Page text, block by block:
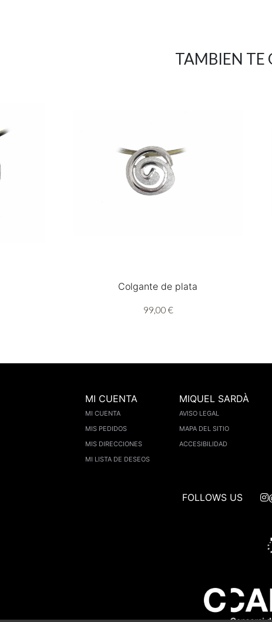
TAMBIEN TE
Colgante de plata
99,00 €
MI CUENTA
MI CUENTA
MIS PEDIDOS
MIS DIRECCIONES
MI LISTA DE DESEOS
MIQUEL SARDÀ
AVISO LEGAL
MAPA DEL SITIO
ACCESIBILIDAD
FOLLOWS US